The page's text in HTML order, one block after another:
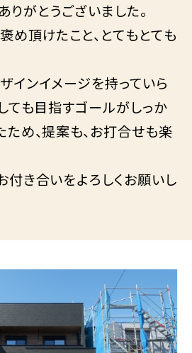
がとうございました。
頂けたこと、とてもとても
インイメージを持っていら
ても目指すゴールがしっか
め、提案も、お打合せも楽
付き合いをよろしくお願いし